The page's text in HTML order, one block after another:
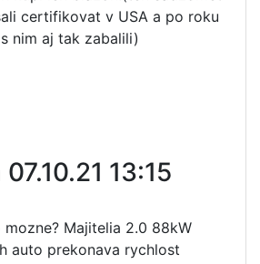
certifikovat v USA a po roku
nim aj tak zabalili)
07.10.21 13:15
Majitelia 2.0 88kW
auto prekonava rychlost